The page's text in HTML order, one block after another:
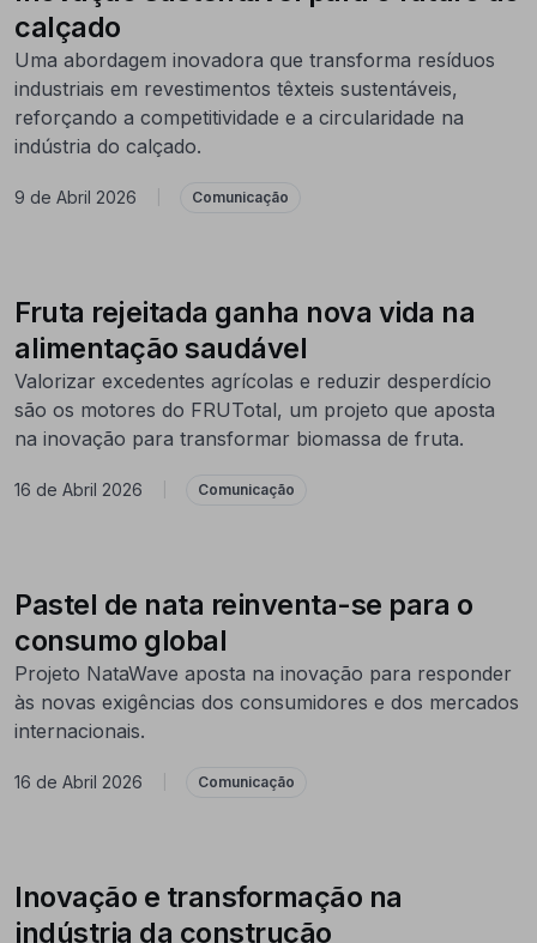
calçado
Uma abordagem inovadora que transforma resíduos
industriais em revestimentos têxteis sustentáveis,
reforçando a competitividade e a circularidade na
indústria do calçado.
9 de Abril 2026 Comunicação
Fruta rejeitada ganha nova vida na
alimentação saudável
Valorizar excedentes agrícolas e reduzir desperdício
são os motores do FRUTotal, um projeto que aposta
na inovação para transformar biomassa de fruta.
16 de Abril 2026 Comunicação
Pastel de nata reinventa-se para o
consumo global
Projeto NataWave aposta na inovação para responder
às novas exigências dos consumidores e dos mercados
internacionais.
16 de Abril 2026 Comunicação
Inovação e transformação na
indústria da construção